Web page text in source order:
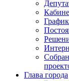
Глава города